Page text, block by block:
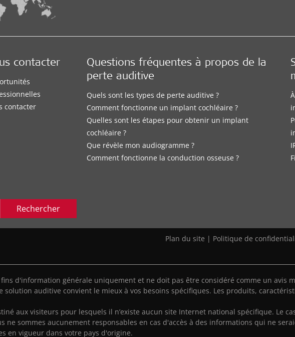
Questions fréquentes à propos de la
perte auditive
Quels sont les types de perte auditive ?
Comment fonctionne un implant cochléaire ?
Quelles sont les étapes pour obtenir un implant
cochléaire ?
Que révèle mon audiogramme ?
Comment fonctionne la conduction osseuse ?
contacter
contacter
Rechercher
Plan du site | Politique de
d'information générale uniquement et ne doit pas être considéré comme un avis
auditive convient le mieux à vos besoins spécifiques. Les produits,
aux visiteurs pour lesquels il n’existe aucun site Internet national spécifique. Le
ne sommes aucunement responsables en cas d'accès à des informations qui ne
en vigueur dans votre pays d'origine.